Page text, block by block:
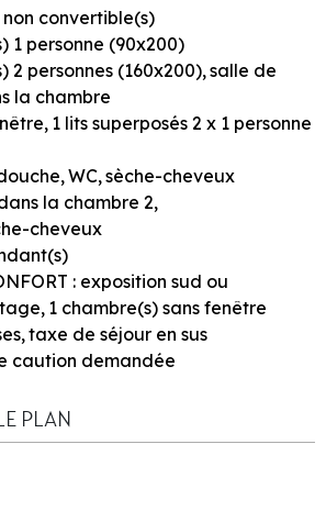
convertible(s)
1 personne (90x200)
2 personnes (160x200) salle de
la chambre
1 lits superposés 2 x 1 personne
WC sèche-cheveux
la chambre 2
cheveux
: exposition sud ou
1 chambre(s) sans fenêtre
taxe de séjour en sus
caution demandée
PLAN